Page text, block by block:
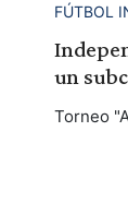
FÚTBOL
un
Torneo